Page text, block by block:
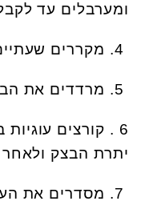
ומערבלים עד
.4 מקררים
.5 מרדדים את
. 6 קורצים
יתרת הבצק
.7 מסדרים את